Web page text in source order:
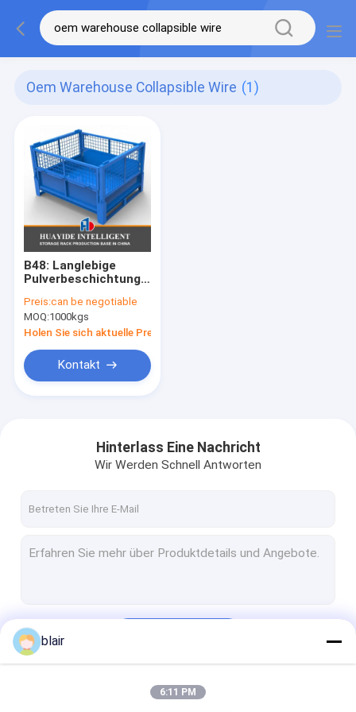
Oem Warehouse Collapsible Wire (1)
B48: Langlebige
Pulverbeschichtung,
Metall-Stahl-
Stahlgestell, Käfig,
halb abfallendes Tor,
Paletten-
Stahlgestell-Box
Preis:can be negotiable
MOQ:1000kgs
Holen Sie sich aktuelle Preis
Kontakt
Hinterlass Eine Nachricht
Wir Werden Schnell Antworten
blair
6:11 PM